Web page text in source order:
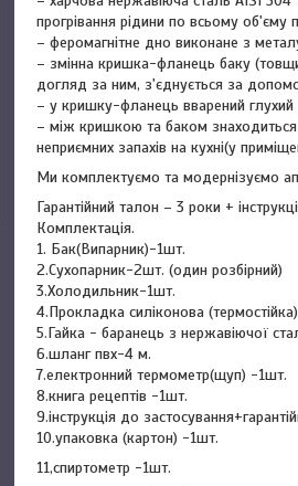
прогрівання рідини по всьому об'єму
– феромагнітне дно виконане з
– змінна кришка-фланець баку
догляд за ним, з'єднується за
– у кришку-фланець вварений глухий
– між кришкою та баком
неприємних запахів на кухні(у
Ми комплектуємо та модернізуємо
Гарантійний талон – 3 роки +
Комплектація.
1. Бак(Випарник)-1шт.
2.Сухопарник-2шт. (один розбірний)
3.Холодильник-1шт.
4.Прокладка силіконова
5.Гайка - баранець з нержавіючої
6.шланг пвх-4 м.
7.електронний термометр(щуп) -1шт.
8.книга рецептів -1шт.
9.інструкція до
10.упаковка (картон) -1шт.
11,спиртометр -1шт.